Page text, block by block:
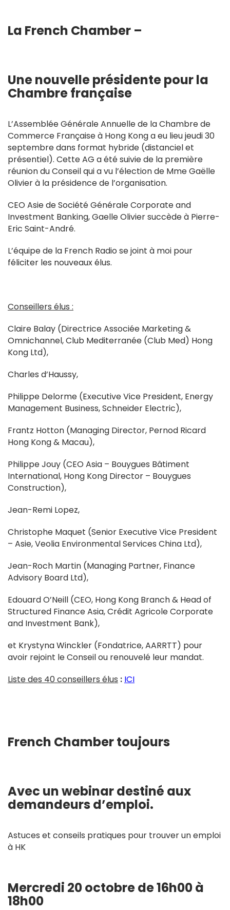
La French Chamber –
Une nouvelle présidente pour la
Chambre française
L’Assemblée Générale Annuelle de la Chambre de
Commerce Française à Hong Kong a eu lieu jeudi 30
septembre dans format hybride (distanciel et
présentiel). Cette AG a été suivie de la première
réunion du Conseil qui a vu l’élection de Mme Gaëlle
Olivier à la présidence de l’organisation.
CEO Asie de Société Générale Corporate and
Investment Banking, Gaelle Olivier succède à Pierre-
Eric Saint-André.
L’équipe de la French Radio se joint à moi pour
féliciter les nouveaux élus.
Conseillers élus :
Claire Balay (Directrice Associée Marketing &
Omnichannel, Club Mediterranée (Club Med) Hong
Kong Ltd),
Charles d’Haussy,
Philippe Delorme (Executive Vice President, Energy
Management Business, Schneider Electric),
Frantz Hotton (Managing Director, Pernod Ricard
Hong Kong & Macau),
Philippe Jouy (CEO Asia – Bouygues Bâtiment
International, Hong Kong Director – Bouygues
Construction),
Jean-Remi Lopez,
Christophe Maquet (Senior Executive Vice President
– Asie, Veolia Environmental Services China Ltd),
Jean-Roch Martin (Managing Partner, Finance
Advisory Board Ltd),
Edouard O’Neill (CEO, Hong Kong Branch & Head of
Structured Finance Asia, Crédit Agricole Corporate
and Investment Bank),
et Krystyna Winckler (Fondatrice, AARRTT) pour
avoir rejoint le Conseil ou renouvelé leur mandat.
Liste des 40 conseillers élus : ICI
French Chamber toujours
Avec un webinar destiné aux
demandeurs d’emploi.
Astuces et conseils pratiques pour trouver un emploi
à HK
Mercredi 20 octobre de 16h00 à
18h00